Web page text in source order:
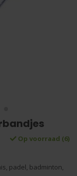
Op voorraad (6)
padel, badminton,